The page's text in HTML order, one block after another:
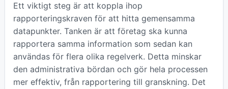
Ett viktigt steg är att koppla ihop
rapporteringskraven för att hitta gemensamma
datapunkter. Tanken är att företag ska kunna
rapportera samma information som sedan kan
användas för flera olika regelverk. Detta minskar
den administrativa bördan och gör hela processen
mer effektiv, från rapportering till granskning. Det